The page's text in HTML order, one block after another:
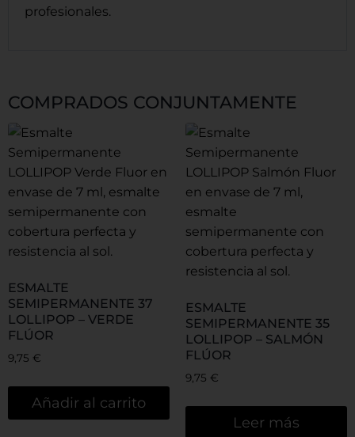
profesionales.
COMPRADOS CONJUNTAMENTE
ESMALTE
SEMIPERMANENTE 37
LOLLIPOP – VERDE
FLÚOR
9,75 €
Añadir al carrito
ESMALTE
SEMIPERMANENTE 35
LOLLIPOP – SALMÓN
FLÚOR
9,75 €
Leer más